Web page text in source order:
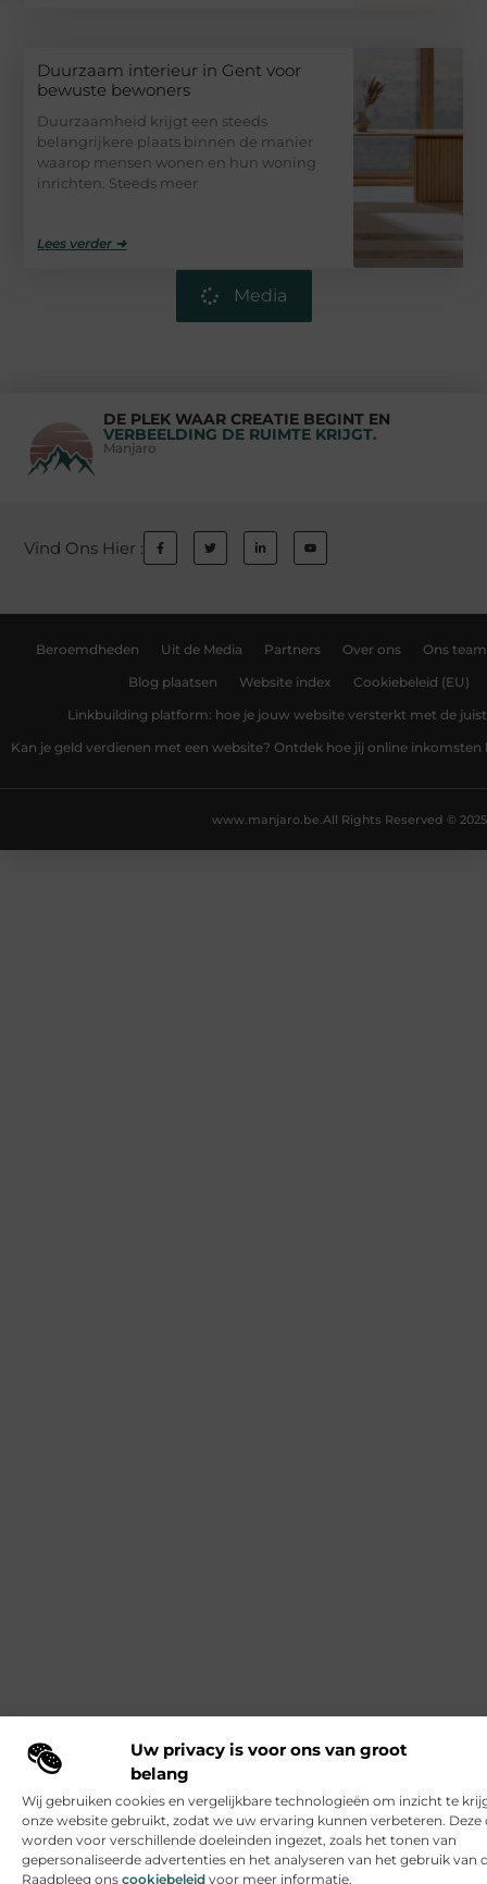
Uw privacy is voor ons van groot
belang
Wij gebruiken cookies en vergelijkbare technologieën om inzicht te
onze website gebruikt, zodat we uw ervaring kunnen verbeteren. Deze
worden voor verschillende doeleinden ingezet, zoals het tonen van
gepersonaliseerde advertenties en het analyseren van het gebruik van
Raadpleeg ons cookiebeleid voor meer informatie.
Duurzaam interieur in Gent voor
bewuste bewoners
Duurzaamheid krijgt een steeds
belangrijkere plaats binnen de manier
waarop mensen wonen en hun woning
inrichten. Steeds meer
Lees verder ➜
Media
DE PLEK WAAR CREATIE BEGINT EN
VERBEELDING DE RUIMTE KRIJGT.
Manjaro
Vind Ons Hier :
Beroemdheden Uit de Media Partners Over ons Ons team
Blog plaatsen Website index Cookiebeleid (EU)
Linkbuilding platform: hoe je jouw website versterkt met de
Kan je geld verdienen met een website? Ontdek hoe jij online
All Rights Reserved © 2025
www.manjaro.be.